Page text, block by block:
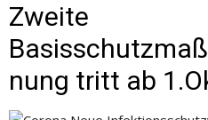
Zweite
nung tritt ab